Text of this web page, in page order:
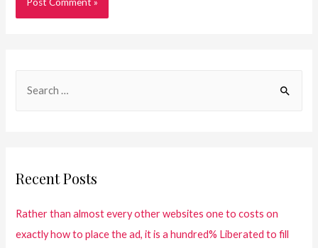
Recent Posts
Rather than almost every other websites one to costs on
exactly how to place the ad, it is a hundred% Liberated to fill